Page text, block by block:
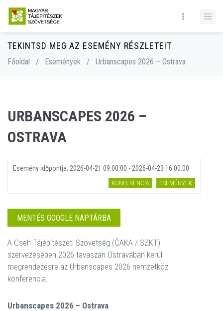
TEKINTSD MEG AZ ESEMÉNY RÉSZLETEIT
Főoldal / Események / Urbanscapes 2026 – Ostrava
URBANSCAPES 2026 –
OSTRAVA
Esemény időpontja: 2026-04-21 09:00:00 - 2026-04-23 16:00:00
KONFERENCIA ESEMÉNYEK
MENTÉS GOOGLE NAPTÁRBA
A Cseh Tájépítészeti Szövetség (ČAKA / SZKT)
szervezésében 2026 tavaszán Ostravában kerül
megrendezésre az Urbanscapes 2026 nemzetközi
konferencia.
Urbanscapes 2026 – Ostrava